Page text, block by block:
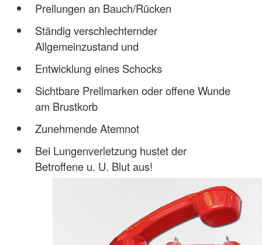
Prellungen an Bauch/Rücken
Ständig verschlechternder
Allgemeinzustand und
Entwicklung eines Schocks
Sichtbare Prellmarken oder offene Wunde
am Brustkorb
Zunehmende Atemnot
Bei Lungenverletzung hustet der
Betroffene u. U. Blut aus!